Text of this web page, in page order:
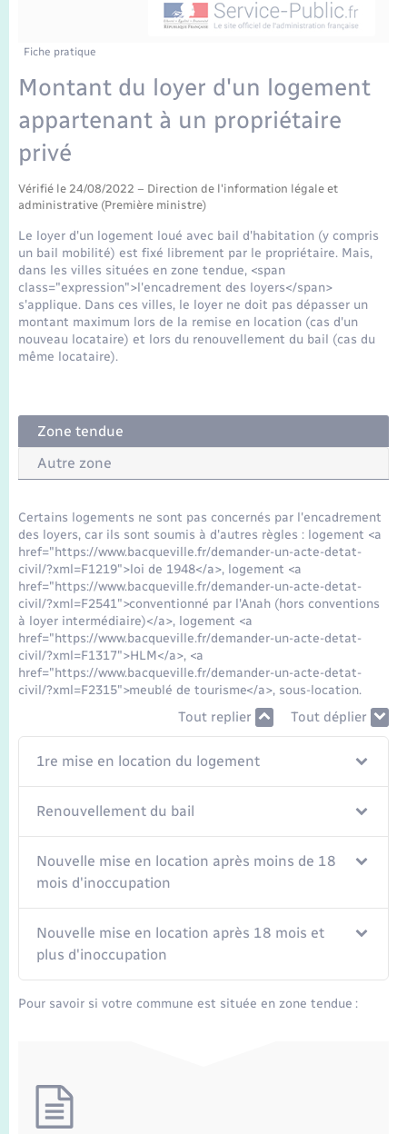
Etat-civil - Papiers - Citoyenneté
Mariage – PACS
Parrainage civil
Recensement
Logement - Urbanisme
Loisirs
Nouvel habitant
Numérique
Organisation d’événement
Sécurité - Prévention
Seniors
Transports
Transports scolaires
Voirie et espace public
Travaux - Autorisation d’occupation de l’espace
Compétences
Plan interactif
Présentation de la commune
Publications
La Communauté de communes
Fiche pratique
Montant du loyer d'un logement
appartenant à un propriétaire
privé
Vérifié le 24/08/2022 – Direction de l'information légale et
administrative (Première ministre)
Le loyer d'un logement loué avec bail d'habitation (y compris
un bail mobilité) est fixé librement par le propriétaire. Mais,
dans les villes situées en zone tendue, <span
class="expression">l'encadrement des loyers</span>
s'applique. Dans ces villes, le loyer ne doit pas dépasser un
montant maximum lors de la remise en location (cas d'un
nouveau locataire) et lors du renouvellement du bail (cas du
même locataire).
Zone tendue
Autre zone
Certains logements ne sont pas concernés par l'encadrement
des loyers, car ils sont soumis à d'autres règles : logement <a
href="https://www.bacqueville.fr/demander-un-acte-detat-
civil/?xml=F1219">loi de 1948</a>, logement <a
href="https://www.bacqueville.fr/demander-un-acte-detat-
civil/?xml=F2541">conventionné par l'Anah (hors conventions
à loyer intermédiaire)</a>, logement <a
href="https://www.bacqueville.fr/demander-un-acte-detat-
civil/?xml=F1317">HLM</a>, <a
href="https://www.bacqueville.fr/demander-un-acte-detat-
civil/?xml=F2315">meublé de tourisme</a>, sous-location.
Tout replier Tout déplier
1re mise en location du logement
Renouvellement du bail
Nouvelle mise en location après moins de 18
mois d'inoccupation
Nouvelle mise en location après 18 mois et
plus d'inoccupation
Pour savoir si votre commune est située en zone tendue :